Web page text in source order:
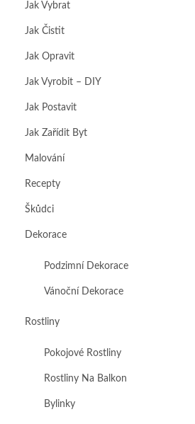
Jak Vybrat
Jak Čistit
Jak Opravit
Jak Vyrobit – DIY
Jak Postavit
Jak Zařídit Byt
Malování
Recepty
Škůdci
Dekorace
Podzimní Dekorace
Vánoční Dekorace
Rostliny
Pokojové Rostliny
Rostliny Na Balkon
Bylinky